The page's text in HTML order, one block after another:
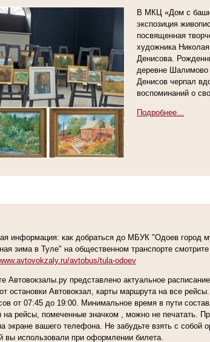
В МКЦ «Дом с
экспозиция
посвященная
художника
Денисова.
деревне Шалимово
Денисов черпал
воспоминаний о
Подробнее...
информация: как добраться до МБУК "Одоев город
зима в Туле" на общественном транспорте смотрите
avtobus/tula-odoev
Автовокзалы.ру представлено актуальное
остановки Автовокзал, карты маршрута на все
от 07:45 до 19:00. Минимальное время в пути
на рейсы, помеченные значком , можно не печатать.
экране вашего телефона. Не забудьте взять с собой
вы использовали при оформлении билета.